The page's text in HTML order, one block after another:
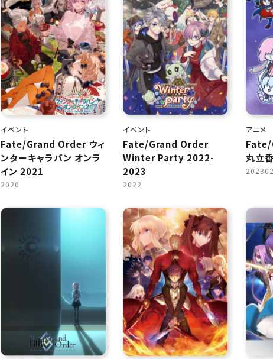
イベント
Fate/Grand Order ウィ
ンターキャラバン オンラ
イン 2021
2020
イベント
Fate/Grand Order
Winter Party 2022-
2023
2022
アニメ
Fate/
丸立